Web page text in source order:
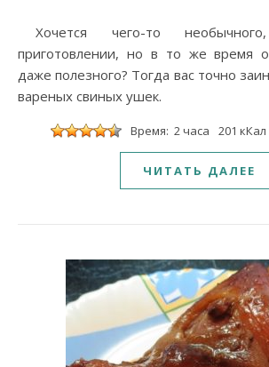
Хочется чего-то необычного, простого в
приготовлении, но в то же время
даже полезного? Тогда вас точно
вареных свиных ушек.
Время: 2 часа 201 кКал
ЧИТАТЬ ДАЛЕЕ